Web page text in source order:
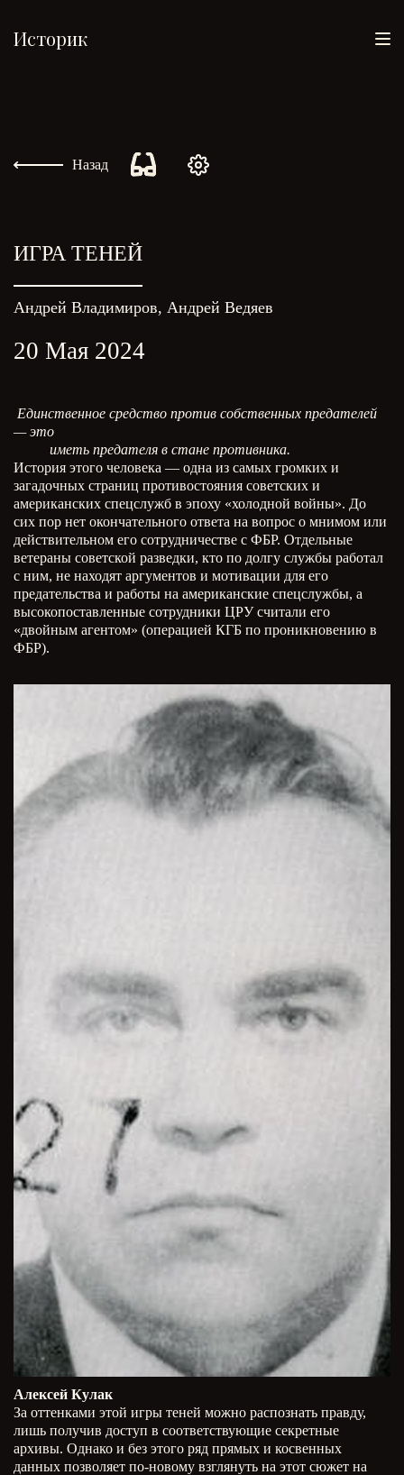
Историк
Назад
ИГРА ТЕНЕЙ
20 Мая 2024
Андрей Владимиров, Андрей Ведяев
Единственное средство против собственных предателей
— это
иметь предателя в стане противника.
История этого человека — одна из самых громких и
загадочных страниц противостояния советских и
американских спецслужб в эпоху «холодной войны». До
сих пор нет окончательного ответа на вопрос о мнимом или
действительном его сотрудничестве с ФБР. Отдельные
ветераны советской разведки, кто по долгу службы работал
с ним, не находят аргументов и мотивации для его
предательства и работы на американские спецслужбы, а
высокопоставленные сотрудники ЦРУ считали его
«двойным агентом» (операцией КГБ по проникновению в
ФБР).
Алексей Кулак
За оттенками этой игры теней можно распознать правду,
лишь получив доступ в соответствующие секретные
архивы. Однако и без этого ряд прямых и косвенных
данных позволяет по-новому взглянуть на этот сюжет на